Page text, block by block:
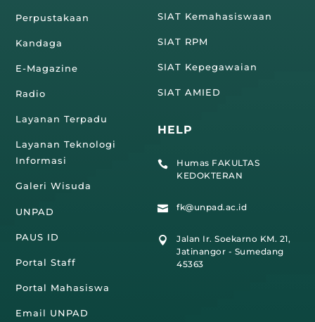
Perpustakaan
Kandaga
E-Magazine
Radio
Layanan Terpadu
Layanan Teknologi
Informasi
Galeri Wisuda
UNPAD
PAUS ID
Portal Staff
Portal Mahasiswa
Email UNPAD
SIAT Kemahasiswaan
SIAT RPM
SIAT Kepegawaian
SIAT AMIED
HELP

Humas FAKULTAS
KEDOKTERAN
 fk@unpad.ac.id

Jalan Ir. Soekarno KM. 21,
Jatinangor - Sumedang
45363